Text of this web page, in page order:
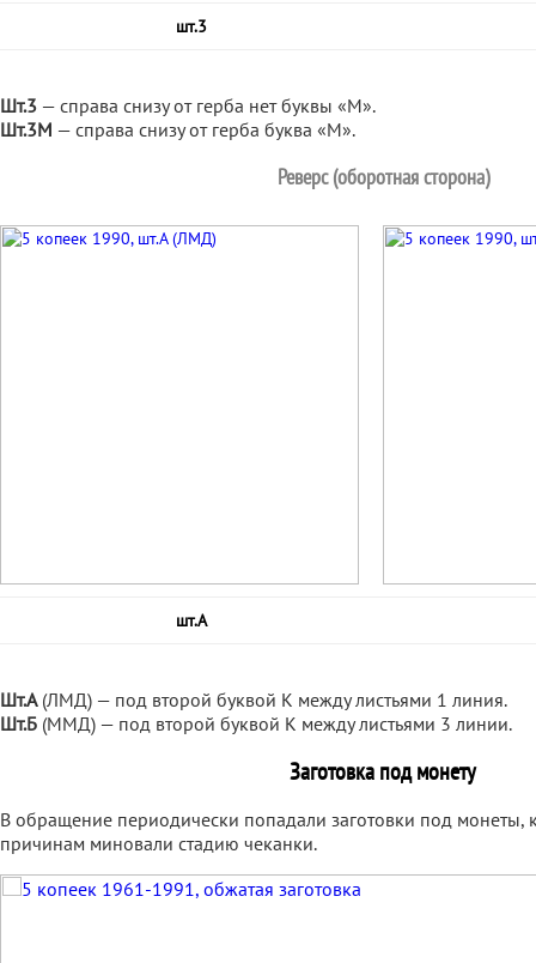
шт.3
Шт.3 — справа снизу от герба нет буквы «М».
Шт.3М — справа снизу от герба буква «М».
Реверс (оборотная сторона)
шт.А
Шт.А(ЛМД) — под второй буквой К между листьями 1 линия.
Шт.Б (ММД) — под второй буквой К между листьями 3 линии.
Заготовка под монету
В обращение периодически попадали заготовки под монеты,
причинам миновали стадию чеканки.